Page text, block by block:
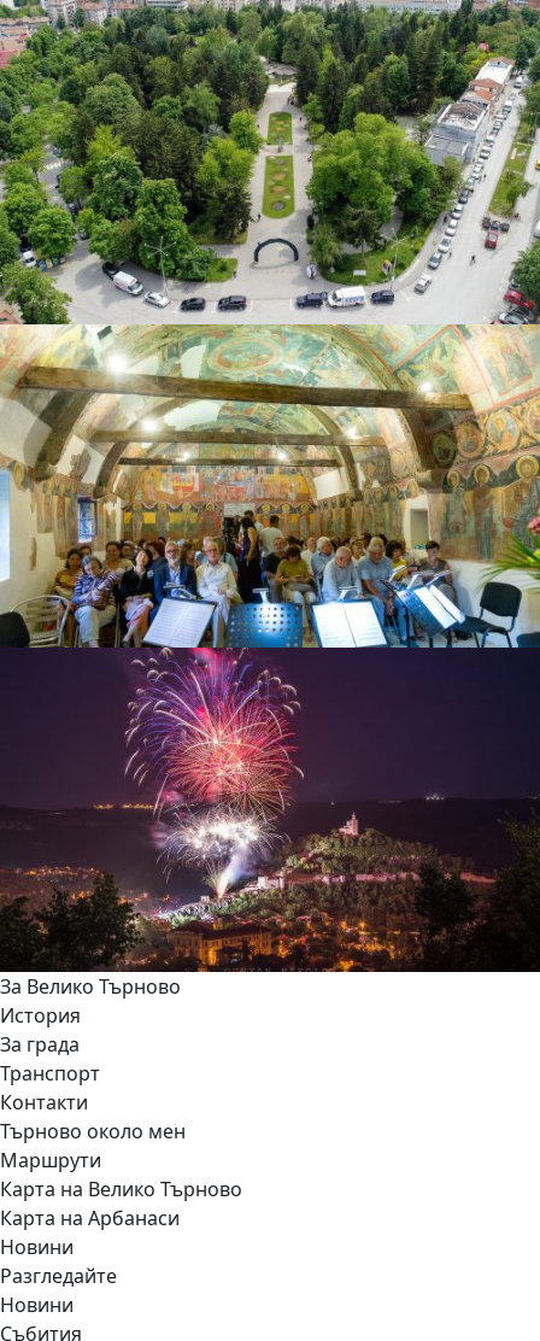
За Велико Търново
История
За града
Транспорт
Контакти
Търново около мен
Маршрути
Карта на Велико Търново
Карта на Арбанаси
Новини
Разгледайте
Новини
Събития